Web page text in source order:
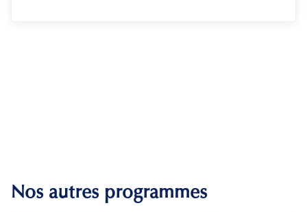
Nos autres programmes